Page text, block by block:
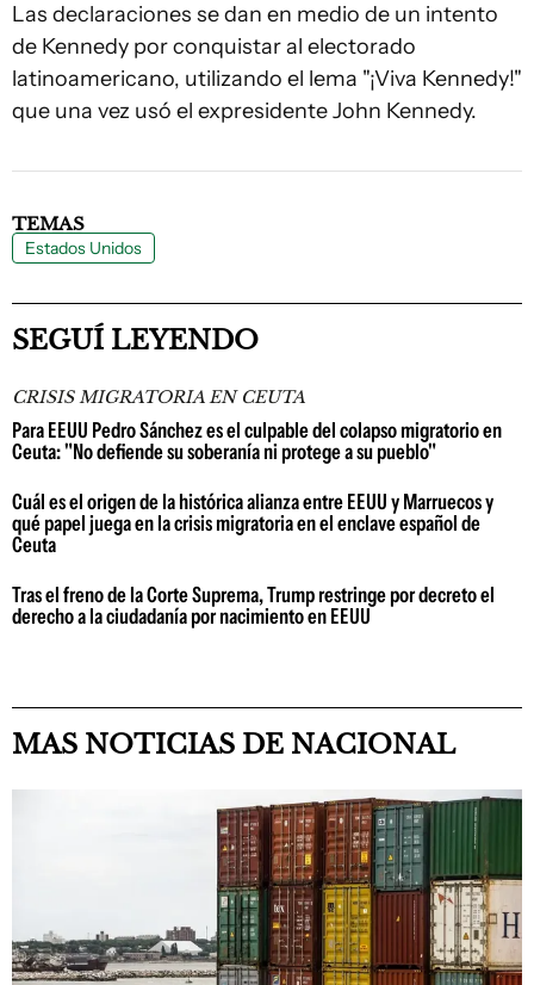
Las declaraciones se dan en medio de un intento
de Kennedy por conquistar al electorado
latinoamericano, utilizando el lema "¡Viva Kennedy!"
que una vez usó el expresidente John Kennedy.
TEMAS
Estados Unidos
SEGUÍ LEYENDO
CRISIS MIGRATORIA EN CEUTA
Para EEUU Pedro Sánchez es el culpable del colapso migratorio en
Ceuta: "No defiende su soberanía ni protege a su pueblo"
Cuál es el origen de la histórica alianza entre EEUU y Marruecos y
qué papel juega en la crisis migratoria en el enclave español de
Ceuta
Tras el freno de la Corte Suprema, Trump restringe por decreto el
derecho a la ciudadanía por nacimiento en EEUU
MAS NOTICIAS DE NACIONAL